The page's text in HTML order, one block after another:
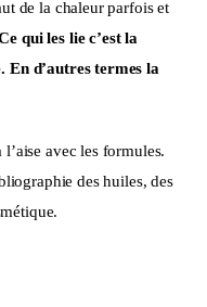
de la chaleur parfois et
qui les lie c’est la
d’autres termes la
l’aise avec les formules.
des huiles, des